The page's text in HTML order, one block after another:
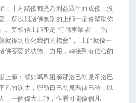
：十方諸佛都是為利益眾生而成佛，沒
，所以與諸佛無別的上師一定會幫助你
。要相信上師即是“行佛事業者”，“當
就得到度化我們的機會”，“上師就像一
佛菩薩的功德、力用，轉接到有信心的
上師：譬如噶舉祖師那洛巴初見帝洛巴
凡的漁夫，密勒日巴初見瑪律巴時，以
，一個偉大上師，乍看可能像個凡